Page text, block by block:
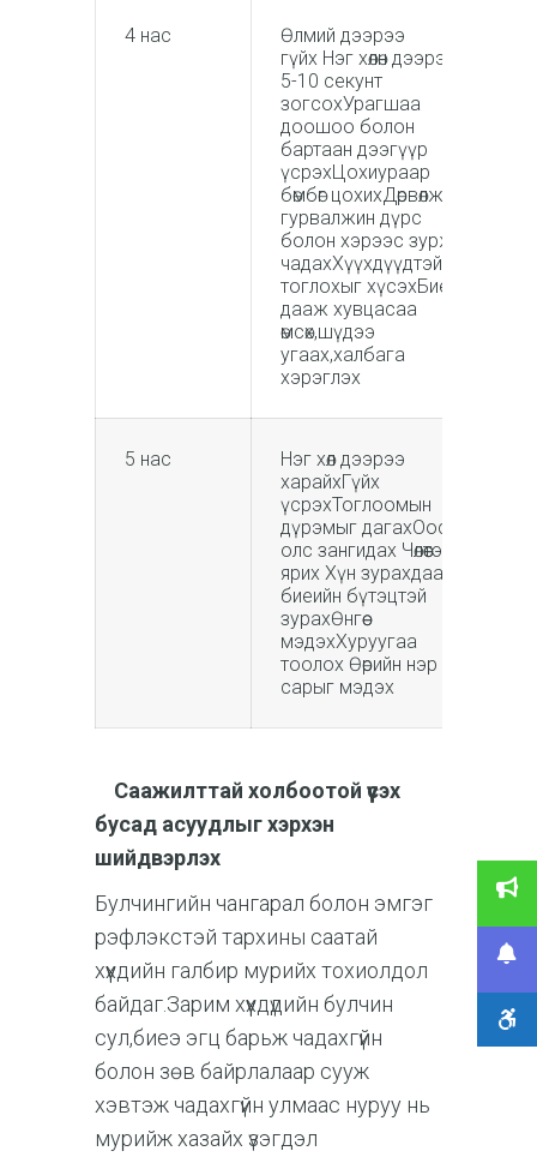
4 нас
Өлмий дээрээ
гүйх Нэг хөлөн дээрээ
5-10 секунт
зогсохУрагшаа
доошоо болон
бартаан дээгүүр
үсрэхЦохиураар
бөмбөг цохихДөрвөлжин
гурвалжин дүрс
болон хэрээс зурж
чадахХүүхдүүдтэй
тоглохыг хүсэхБиеэ
дааж хувцасаа
өмсөх,шүдээ
угаах,халбага
хэрэглэх
5 нас
Нэг хөл дээрээ
харайхГүйх
үсрэхТоглоомын
дүрэмыг дагахОосор
олс зангидах Чөлөөтэй
ярих Хүн зурахдаа зөв
биеийн бүтэцтэй
зурахӨнгөө
мэдэхХуруугаа
тоолох Өөрийн нэр он
сарыг мэдэх
Саажилттай холбоотой үүсэх
бусад асуудлыг хэрхэн
шийдвэрлэх
Булчингийн чангарал болон эмгэг
рэфлэкстэй тархины саатай
хүүхдийн галбир мурийх тохиолдол
байдаг.Зарим хүүхдүдийн булчин
сул,биеэ эгц барьж чадахгүйн
болон зөв байрлалаар сууж
хэвтэж чадахгүйн улмаас нуруу нь
мурийж хазайх үзэгдэл